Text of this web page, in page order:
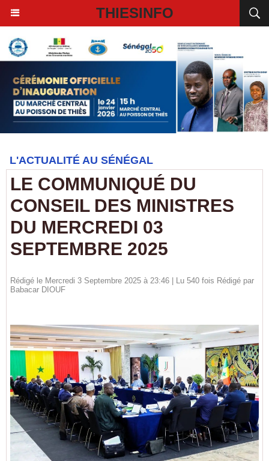
THIESINFO
L'ACTUALITÉ AU SÉNÉGAL
LE COMMUNIQUÉ DU
CONSEIL DES MINISTRES
DU MERCREDI 03
SEPTEMBRE 2025
Rédigé le Mercredi 3 Septembre 2025 à 23:46 | Lu 540 fois Rédigé par
Babacar DIOUF